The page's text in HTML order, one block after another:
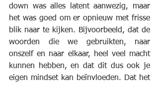
down was alles latent aanwezig, maar
het was goed om er opnieuw met frisse
blik naar te kijken. Bijvoorbeeld, dat de
woorden die we gebruikten, naar
onszelf en naar elkaar, heel veel macht
kunnen hebben, en dat dit dus ook je
eigen mindset kan beïnvloeden. Dat het